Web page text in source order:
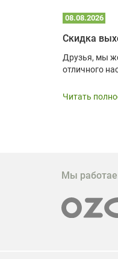
08.08.2026
Скидка
Друзья, мы
отличного
Читать
Мы